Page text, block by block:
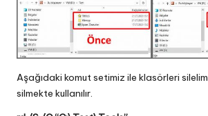
Aşağıdaki komut setimiz ile klasörleri silelim.
silmekte kullanılır.